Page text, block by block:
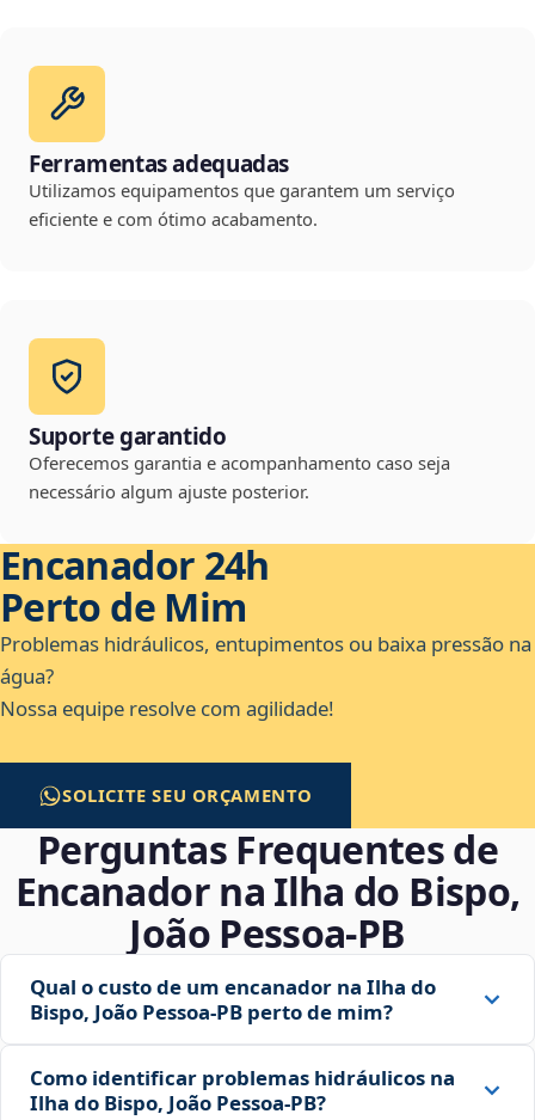
Ferramentas adequadas
Utilizamos equipamentos que garantem um serviço
eficiente e com ótimo acabamento.
Suporte garantido
Oferecemos garantia e acompanhamento caso seja
necessário algum ajuste posterior.
Encanador 24h
Perto de Mim
Problemas hidráulicos, entupimentos ou baixa pressão na
água?
Nossa equipe resolve com agilidade!
SOLICITE SEU ORÇAMENTO
Perguntas Frequentes de
Encanador na Ilha do Bispo,
João Pessoa‑PB
Qual o custo de um encanador na Ilha do
Bispo, João Pessoa‑PB perto de mim?
Como identificar problemas hidráulicos na
Ilha do Bispo, João Pessoa‑PB?